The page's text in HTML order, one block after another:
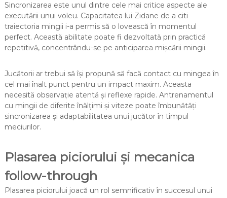
Sincronizarea este unul dintre cele mai critice aspecte ale
executării unui voleu. Capacitatea lui Zidane de a citi
traiectoria mingii i-a permis să o lovească în momentul
perfect. Această abilitate poate fi dezvoltată prin practică
repetitivă, concentrându-se pe anticiparea mișcării mingii.
Jucătorii ar trebui să își propună să facă contact cu mingea în
cel mai înalt punct pentru un impact maxim. Aceasta
necesită observație atentă și reflexe rapide. Antrenamentul
cu mingii de diferite înălțimi și viteze poate îmbunătăți
sincronizarea și adaptabilitatea unui jucător în timpul
meciurilor.
Plasarea piciorului și mecanica
follow-through
Plasarea piciorului joacă un rol semnificativ în succesul unui